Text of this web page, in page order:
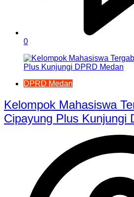
0
DPRD Medan
Kelompok Mahasiswa
Cipayung Plus Kunjungi